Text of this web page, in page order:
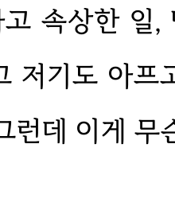
속상한 일,
저기도 아프
런데 이게 무